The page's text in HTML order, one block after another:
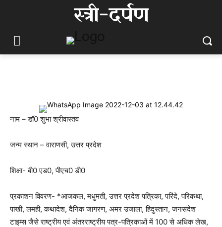
स्त्री-दर्पण
नाम – डॉ0 शुभा श्रीवास्तव
जन्म स्थान – वाराणसी, उत्तर प्रदेश
शिक्षा- बी0 एड0, पीएच0 डी0
प्रकाशन विवरण- *आजकल, मधुमती, उत्तर प्रदेश पत्रिका, परिंदे, परिकथा,
पाखी, लमही, कथादेश, दैनिक जागरण, अमर उजाला, हिंदुस्तान, जनसंदेश
टाइम्स जैसे राष्ट्रीय एवं अंतरराष्ट्रीय पत्र-पत्रिकाओं में 100 से अधिक लेख,